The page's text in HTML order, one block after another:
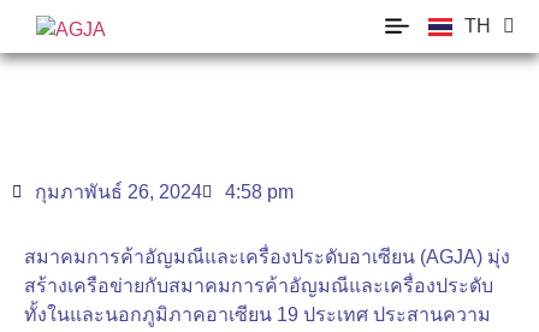
TH
EN
กุมภาพันธ์ 26, 2024 4:58 pm
สมาคมการค้าอัญมณีและเครื่องประดับอาเซียน (AGJA) มุ่ง
สร้างเครือข่ายกับสมาคมการค้าอัญมณีและเครื่องประดับ
ทั้งในและนอกภูมิภาคอาเซียน 19 ประเทศ ประสานความ